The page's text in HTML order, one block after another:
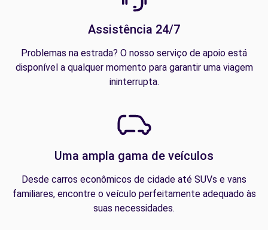
Assistência 24/7
Problemas na estrada? O nosso serviço de apoio está
disponível a qualquer momento para garantir uma viagem
ininterrupta.
Uma ampla gama de veículos
Desde carros econômicos de cidade até SUVs e vans
familiares, encontre o veículo perfeitamente adequado às
suas necessidades.